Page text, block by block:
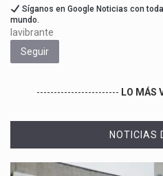
Síganos en Google Noticias con
mundo.
lavibrante
Seguir
------------------------ LO MÁS
NOTICIAS